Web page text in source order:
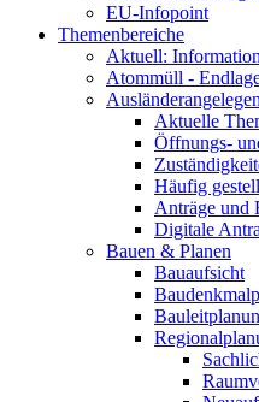
EU-Infopoint
Themenbereiche
Aktuell:
Atommüll -
Aktuelle
Öffnungs-
Häufig
Anträge und
Digitale
Bauen & Planen
Bauaufsicht